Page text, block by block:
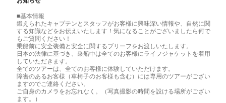
■基本情報
鍛えられたキャプテンとスタッフがお客様に興味深い情報や、自然に関
する知識などをお伝えいたします！気になることがございましたら何で
もご質問ください！
乗船前に安全装備と安全に関するブリーフをお渡しいたします。
日本の法律に基づき、乗船中は全てのお客様にライフジャケットを着用
していただきます。
全てのツアーは、全てのお客様に体験していただけます。
障害のあるお客様（車椅子のお客様も含む）には専用のツアーがござい
ますのでご連絡ください。
ご自身のカメラをお忘れなく。（写真撮影の時間を設ける場所がござい
ます。）